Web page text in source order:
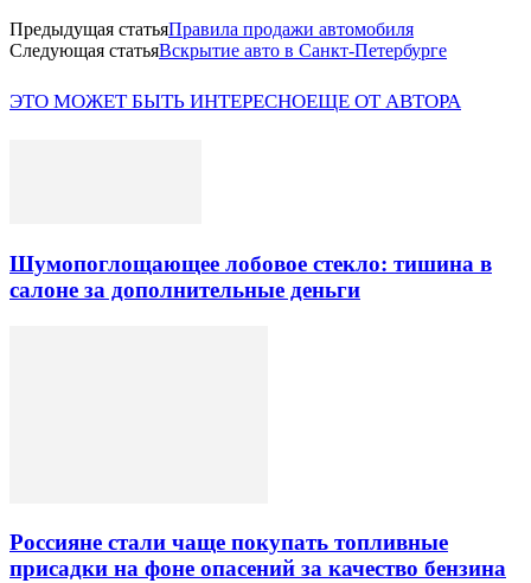
Предыдущая статьяПравила продажи автомобиля
Следующая статьяВскрытие авто в Санкт-Петербурге
ЭТО МОЖЕТ БЫТЬ ИНТЕРЕСНОЕЩЕ ОТ АВТОРА
Шумопоглощающее лобовое стекло: тишина в
салоне за дополнительные деньги
Россияне стали чаще покупать топливные
присадки на фоне опасений за качество бензина